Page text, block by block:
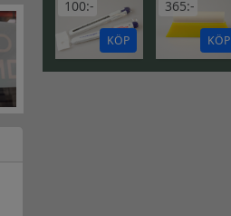
100:-
KÖP
365:-
KÖP